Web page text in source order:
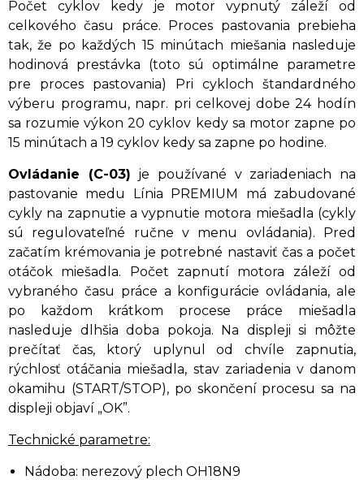
Počet cyklov kedy je motor vypnutý záleží od
celkového času práce. Proces pastovania prebieha
tak, že po každých 15 minútach miešania nasleduje
hodinová prestávka (toto sú optimálne parametre
pre proces pastovania) Pri cykloch štandardného
výberu programu, napr. pri celkovej dobe 24 hodín
sa rozumie výkon 20 cyklov kedy sa motor zapne po
15 minútach a 19 cyklov kedy sa zapne po hodine.
Ovládanie (C-03) je používané v zariadeniach na
pastovanie medu Línia PREMIUM má zabudované
cykly na zapnutie a vypnutie motora miešadla (cykly
sú regulovateľné ručne v menu ovládania). Pred
začatím krémovania je potrebné nastaviť čas a počet
otáčok miešadla. Počet zapnutí motora záleží od
vybraného času práce a konfigurácie ovládania, ale
po každom krátkom procese práce miešadla
nasleduje dlhšia doba pokoja. Na displeji si môžte
prečítať čas, ktorý uplynul od chvíle zapnutia,
rýchlosť otáčania miešadla, stav zariadenia v danom
okamihu (START/STOP), po skončení procesu sa na
displeji objaví „OK”.
Technické parametre:
Nádoba: nerezový plech OH18N9